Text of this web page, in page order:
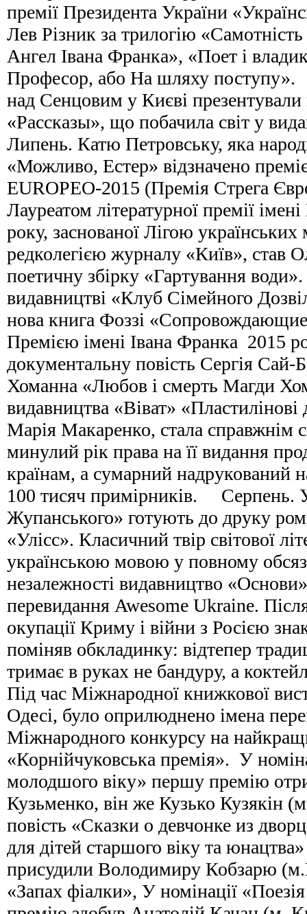
премії Президента України
Лев Різник за трилогію
Ангел Івана Франка», «Поет і
Професор, або На шляху
над Сенцовим у Києві
«Рассказы», що побачила світ у
Липень. Катю Петровську, яка
«Можливо, Естер» відзначено
EUROPEO-2015 (Премія Стрега
Лауреатом літературної премії
року, заснованої Лігою українських
редколегією журналу «Київ», став
поетичну збірку «Гартування
видавництві «Клуб Сімейного
нова книга Фоззі
Премією імені Івана Франка 2015
документальну повість Сергія Сай-
Хоманна «Любов і смерть Магди
видавництва «Віват» «Пластилінові
Марія Макаренко, стала справжнім
минулий рік права на її видання
країнам, а сумарний надрукований
100 тисяч примірників. Серпень.
Жупанського» готують до друку
«Улісс». Класичний твір світової
українською мовою у повному
незалежності видавництво
перевидання Awesome Ukrainе.
окупації Криму і війни з Росією
поміняв обкладинку: відтепер
тримає в руках не бандуру, а
Під час Міжнародної книжкової
Одесі, було оприлюднено імена
Міжнародного конкурсу на
«Корнійчуковська премія». У
молодшого віку» першу премію
Кузьменко, він же Кузько Кузякін
повість «Сказки о девчонке из
для дітей старшого віку та
присудили Володимиру Кобзарю
«Запах фіалки», У номінації